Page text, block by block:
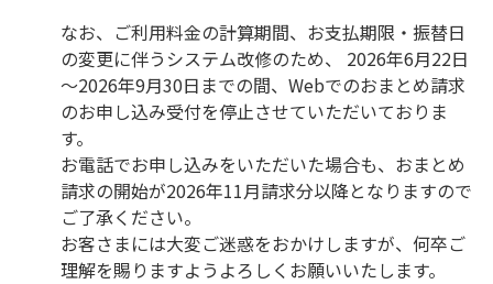
なお、ご利用料金の計算期間、お支払期限・振替日
の変更に伴うシステム改修のため、 2026年6月22日
～2026年9月30日までの間、Webでのおまとめ請求
のお申し込み受付を停止させていただいておりま
す。
お電話でお申し込みをいただいた場合も、おまとめ
請求の開始が2026年11月請求分以降となりますので
ご了承ください。
お客さまには大変ご迷惑をおかけしますが、何卒ご
理解を賜りますようよろしくお願いいたします。